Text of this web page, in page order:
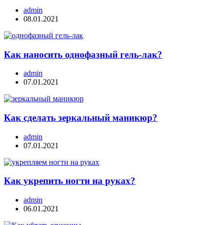
admin
08.01.2021
Как наносить однофазный гель-лак?
admin
07.01.2021
Как сделать зеркальный маникюр?
admin
07.01.2021
Как укрепить ногти на руках?
admin
06.01.2021